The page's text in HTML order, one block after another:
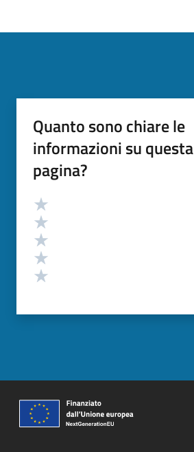
Quanto sono chiare le
informazioni su questa
pagina?
Valutazione